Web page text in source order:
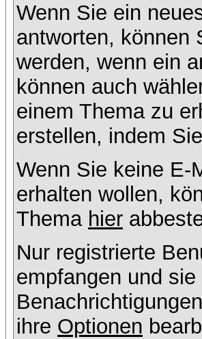
Wenn Sie ein
antworten, können
werden, wenn ein
können auch
einem Thema zu
erstellen, indem
Wenn Sie keine E-
erhalten wollen,
Thema hier
Nur registrierte
empfangen und
ihre Optionen